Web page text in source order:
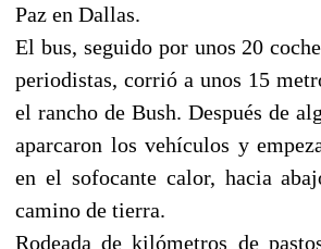
Paz en Dallas.
El bus, seguido por unos 20
periodistas, corrió a unos 15
el rancho de Bush. Después de
aparcaron los vehículos y
en el sofocante calor, hacia
camino de tierra.
Rodeada de kilómetros de